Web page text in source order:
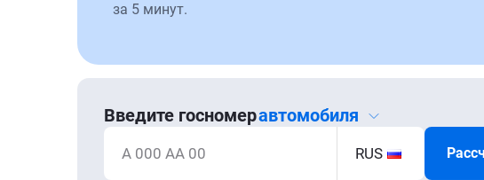
за 5 минут.
Введите госномеравтомобиля
А 000 АА 00 RUS